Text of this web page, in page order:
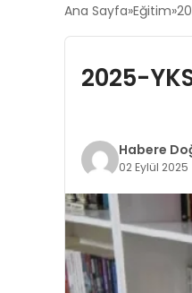
Ana Sayfa Eğitim
2025-
Habere
02 Eylül 2025